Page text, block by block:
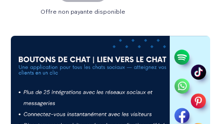
Offre non payante disponible